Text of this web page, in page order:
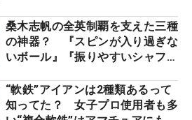
桑木志帆の全英制覇を支えた三種
の神器？ 『スピンが入り過ぎな
いボール』『振りやすいシャフ
ー』 #女子プロセッティング
“軟鉄”アイアンは2種類あるって
知ってた？ 女子プロ使用者も多